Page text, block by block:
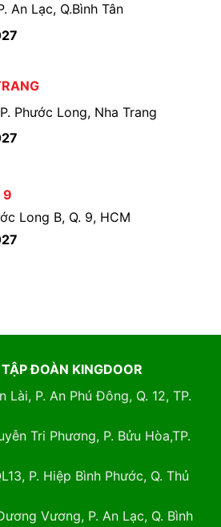
An Lạc, Q.Bình Tân
Phước Long, Nha Trang
9
Long B, Q. 9, HCM
ĐOÀN KINGDOOR
Lài, P. An Phú Đông, Q. 12, TP.
Tri Phương, P. Bửu Hòa,TP.
P. Hiệp Bình Phước, Q. Thủ
Vương, P. An Lạc, Q. Bình